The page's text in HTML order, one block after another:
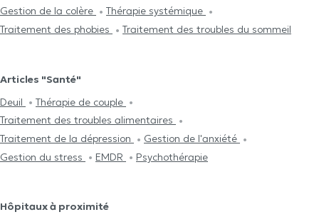
Gestion de la colère
Thérapie systémique
Traitement des phobies
Traitement des troubles du sommeil
Articles "Santé"
Deuil
Thérapie de couple
Traitement des troubles alimentaires
Traitement de la dépression
Gestion de l'anxiété
Gestion du stress
EMDR Psychothérapie
Hôpitaux à proximité